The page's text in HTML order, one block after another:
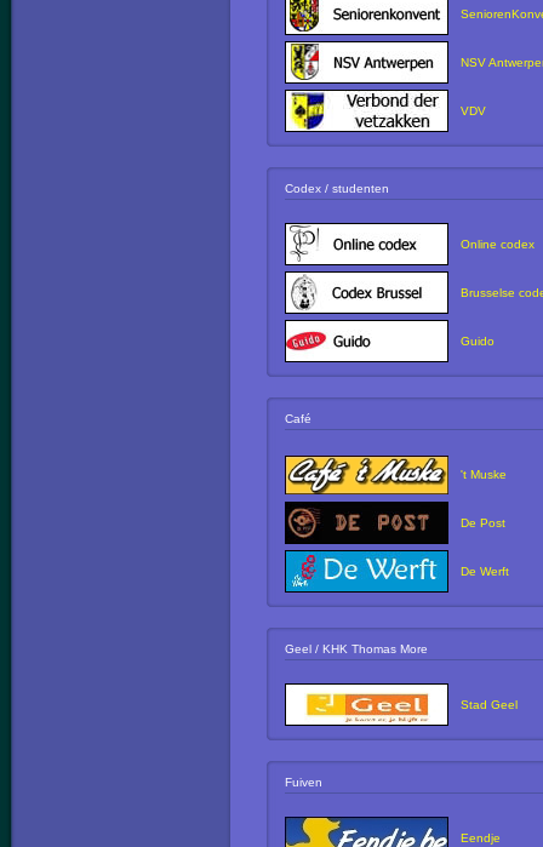
NSV
VDV
Codex / studenten
Online codex
Brusselse
Guido
Café
't Muske
De Post
De Werft
Geel / KHK Thomas More
Stad Geel
Fuiven
Eendje